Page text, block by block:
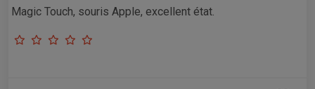
Magic Touch, souris Apple, excellent état.